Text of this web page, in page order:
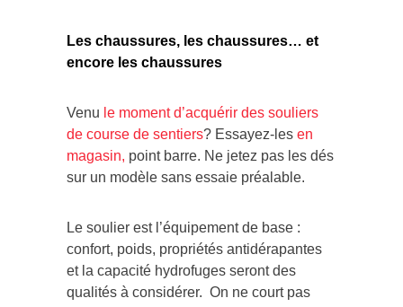
Les chaussures, les chaussures… et
encore les chaussures
Venu le moment d’acquérir des souliers
de course de sentiers? Essayez-les en
magasin, point barre. Ne jetez pas les dés
sur un modèle sans essaie préalable.
Le soulier est l’équipement de base :
confort, poids, propriétés antidérapantes
et la capacité hydrofuges seront des
qualités à considérer. On ne court pas